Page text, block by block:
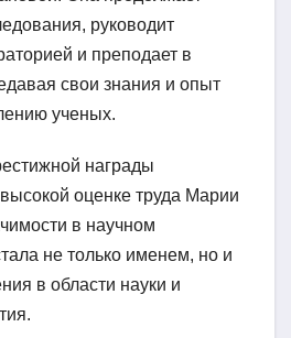
руководит
и преподает в
свои знания и опыт
ученых.
награды
высокой оценке труда Марии
в научном
не только именем, но и
в области науки и